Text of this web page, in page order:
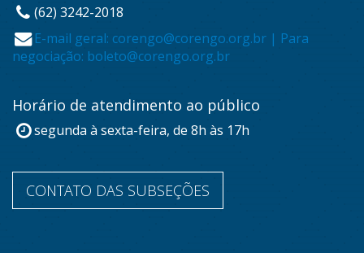
(62) 3242-2018
E-mail geral: corengo@corengo.org.br | Para
negociação: boleto@corengo.org.br
Horário de atendimento ao público
segunda à sexta-feira, de 8h às 17h
CONTATO DAS SUBSEÇÕES